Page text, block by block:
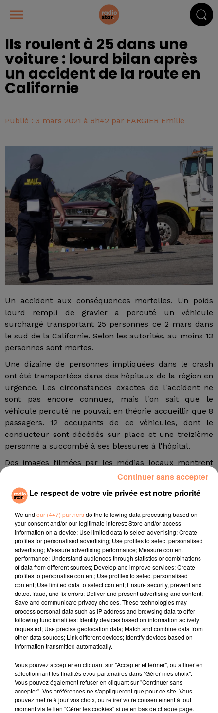
Ils roulent à 25 dans une
voiture : lourd bilan après
un accident de la route en
Californie
Publié : 3 mars 2021 à 8h42 par FARGIER Emilie
Un accident aux conséquences mortelles. Un poids
lourd rempli de gravier a percuté un véhicule
surchargé transportant 25 personnes ce 2 mars dans
le sud de la Californie. Selon les autorités, au moins 13
personnes sont mortes.
Une dizaine de personnes impliquées dans le crash
ont été transportées dans des hôpitaux de la région en
urgence. Les circonstances exactes de l'accident ne
sont pas encore connues, mais l'on sait que le
véhicule percuté ne pouvait en théorie accueillir que 8
passagers. 12 occupants de ce véhicules, dont le
conducteur sont décédés sur place et une treizième
personne a succombé à ses blessures à l'hôpital.
Des images filmées par les médias locaux montrent
que le SUV a été fortement endommagé par l'accident.
Le camion, en revanche, présente peu de dégâts en
apparence. Le conducteur du poids lourd ne présente
parole de la patrouille de la California Highway.
Selon le docteur Adolphe Edward, chef exécutif de
centre médical El Centro Regional, dont les propos
sont rapportés par le New York Times, les personnes à
bord du SUV seraient des migrants sans papiers.
L'accident a en effet eu lieu à quelques kilomètres de
la frontière avec le Mexique. Une enquête a été
ouverte pour faire la lumière sur les différents
éléments de l'enquête.
fil actus
4 juillet 2022
Radio Star Live avec Dadju
27 juin 2022
Marseille : une application pour mettre en
Le respect de votre vie privée est notre priorité
We and our (447) partnersdo the following data processing based on
your consent and/or our legitimate interest: Store and/or access
information on a device; Use limited data to select advertising; Create
profiles for personalised advertising; Use profiles to select personalised
advertising; Measure advertising performance; Measure content
performance; Understand audiences through statistics or combinations
of data from different sources; Develop and improve services; Create
profiles to personalise content; Use profiles to select personalised
content; Use limited data to select content; Ensure security, prevent and
detect fraud, and fix errors; Deliver and present advertising and content;
Save and communicate privacy choices. These technologies may
process personal data such as IP address and browsing data to offer
following functionalities: Identify devices based on information actively
requested; Use precise geolocation data; Match and combine data from
other data sources; Link different devices; Identify devices based on
information transmitted automatically.
Vous pouvez accepter en cliquant sur "Accepter et fermer", ou affiner en
sélectionnant les finalités et/ou partenaires dans "Gérer mes choix".
Vous pouvez également refuser en cliquant sur "Continuer sans
accepter". Vos préférences ne s'appliqueront que pour ce site. Vous
pouvez mettre à jour vos choix, ou retirer votre consentement à tout
moment via le lien "Gérer les cookies" situé en bas de chaque page.
Continuer sans accepter